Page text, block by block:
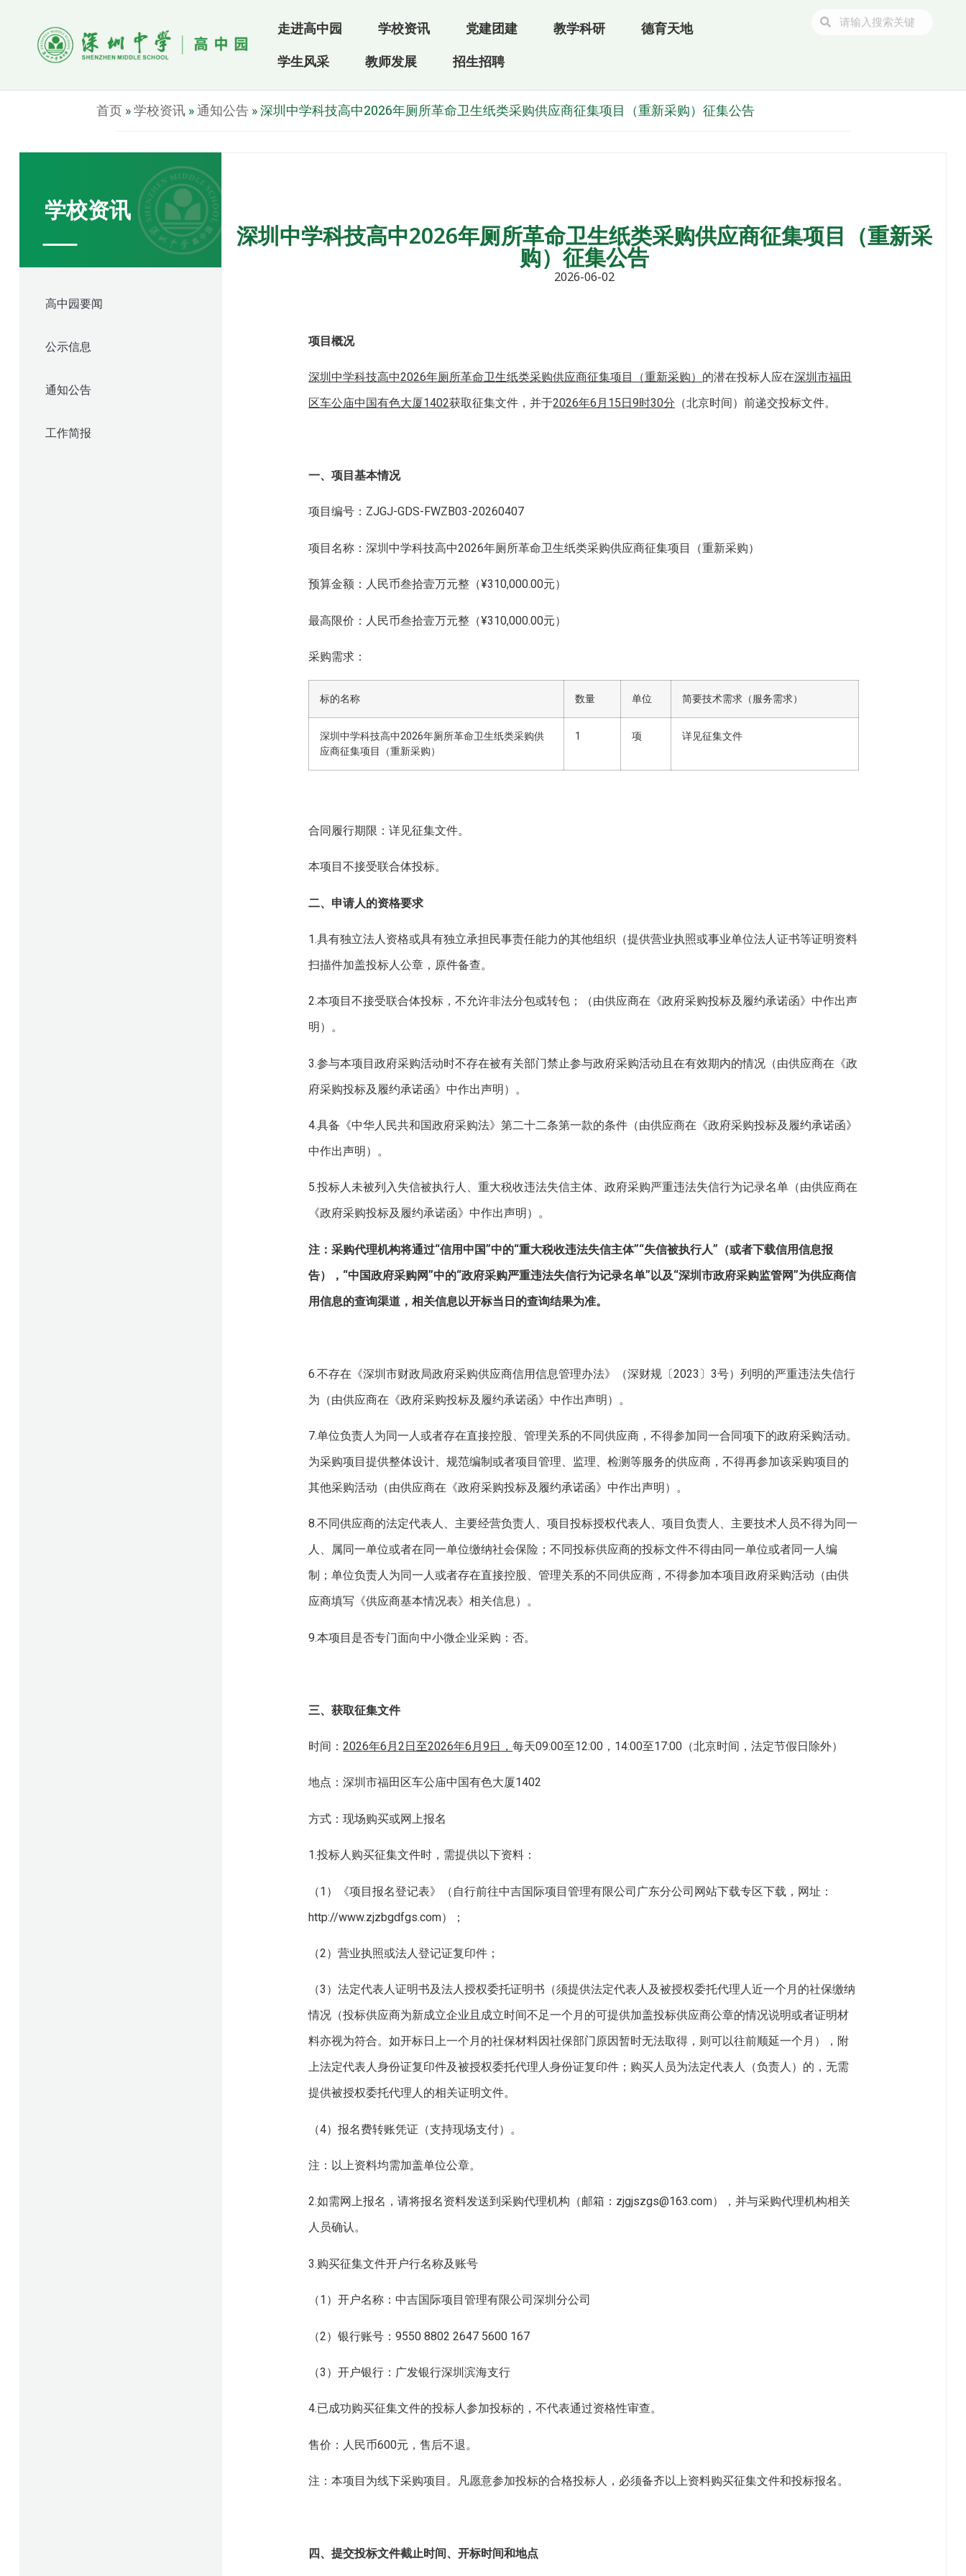
走进高中园 学校资讯 党建团建 教学科研 德育天地
学生风采 教师发展 招生招聘
首页 »学校资讯 »通知公告 »深圳中学科技高中2026年厕所革命卫生纸类采购供应商征集项目（重新采购）征集公告
学校资讯
高中园要闻
公示信息
通知公告
工作简报
深圳中学科技高中2026年厕所革命卫生纸类采购供应商征集项目（重新采
购）征集公告
2026-06-02
项目概况
深圳中学科技高中2026年厕所革命卫生纸类采购供应商征集项目（重新采购） 的潜在投标人应在深圳市福田
区车公庙中国有色大厦1402获取征集文件，并于2026年6月15日9时30分 （北京时间）前递交投标文件。
一、项目基本情况
项目编号：ZJGJ-GDS-FWZB03-20260407
项目名称：深圳中学科技高中2026年厕所革命卫生纸类采购供应商征集项目（重新采购）
预算金额：人民币叁拾壹万元整（¥310,000.00元）
最高限价：人民币叁拾壹万元整（¥310,000.00元）
采购需求：
标的名称 数量 单位 简要技术需求（服务需求）
深圳中学科技高中2026年厕所革命卫生纸类采购供
应商征集项目（重新采购）
1 项 详见征集文件
合同履行期限：详见征集文件。
本项目不接受联合体投标。
二、申请人的资格要求
1.具有独立法人资格或具有独立承担民事责任能力的其他组织（提供营业执照或事业单位法人证书等证明资料
扫描件加盖投标人公章，原件备查。
2.本项目不接受联合体投标，不允许非法分包或转包；（由供应商在《政府采购投标及履约承诺函》中作出声
明）。
3.参与本项目政府采购活动时不存在被有关部门禁止参与政府采购活动且在有效期内的情况（由供应商在《政
府采购投标及履约承诺函》中作出声明）。
4.具备《中华人民共和国政府采购法》第二十二条第一款的条件（由供应商在《政府采购投标及履约承诺函》
中作出声明）。
5.投标人未被列入失信被执行人、重大税收违法失信主体、政府采购严重违法失信行为记录名单（由供应商在
《政府采购投标及履约承诺函》中作出声明）。
注：采购代理机构将通过“信用中国”中的“重大税收违法失信主体”“失信被执行人”（或者下载信用信息报
告），“中国政府采购网”中的“政府采购严重违法失信行为记录名单”以及“深圳市政府采购监管网”为供应商信
用信息的查询渠道，相关信息以开标当日的查询结果为准。
6.不存在《深圳市财政局政府采购供应商信用信息管理办法》（深财规〔2023〕3号）列明的严重违法失信行
为（由供应商在《政府采购投标及履约承诺函》中作出声明）。
7.单位负责人为同一人或者存在直接控股、管理关系的不同供应商，不得参加同一合同项下的政府采购活动。
为采购项目提供整体设计、规范编制或者项目管理、监理、检测等服务的供应商，不得再参加该采购项目的
其他采购活动（由供应商在《政府采购投标及履约承诺函》中作出声明）。
8.不同供应商的法定代表人、主要经营负责人、项目投标授权代表人、项目负责人、主要技术人员不得为同一
人、属同一单位或者在同一单位缴纳社会保险；不同投标供应商的投标文件不得由同一单位或者同一人编
制；单位负责人为同一人或者存在直接控股、管理关系的不同供应商，不得参加本项目政府采购活动（由供
应商填写《供应商基本情况表》相关信息）。
9.本项目是否专门面向中小微企业采购：否。
三、获取征集文件
时间：2026年6月2日至2026年6月9日 ，每天09:00至12:00，14:00至17:00（北京时间，法定节假日除外）
地点：深圳市福田区车公庙中国有色大厦1402
方式：现场购买或网上报名
1.投标人购买征集文件时，需提供以下资料：
（1）《项目报名登记表》（自行前往中吉国际项目管理有限公司广东分公司网站下载专区下载，网址：
http://www.zjzbgdfgs.com）；
（2）营业执照或法人登记证复印件；
（3）法定代表人证明书及法人授权委托证明书（须提供法定代表人及被授权委托代理人近一个月的社保缴纳
情况（投标供应商为新成立企业且成立时间不足一个月的可提供加盖投标供应商公章的情况说明或者证明材
料亦视为符合。如开标日上一个月的社保材料因社保部门原因暂时无法取得，则可以往前顺延一个月），附
上法定代表人身份证复印件及被授权委托代理人身份证复印件；购买人员为法定代表人（负责人）的，无需
提供被授权委托代理人的相关证明文件。
（4）报名费转账凭证（支持现场支付）。
注：以上资料均需加盖单位公章。
2.如需网上报名，请将报名资料发送到采购代理机构（邮箱：zjgjszgs@163.com），并与采购代理机构相关
人员确认。
3.购买征集文件开户行名称及账号
（1）开户名称：中吉国际项目管理有限公司深圳分公司
（2）银行账号：9550 8802 2647 5600 167
（3）开户银行：广发银行深圳滨海支行
4.已成功购买征集文件的投标人参加投标的，不代表通过资格性审查。
售价：人民币600元，售后不退。
注：本项目为线下采购项目。凡愿意参加投标的合格投标人，必须备齐以上资料购买征集文件和投标报名。
四、提交投标文件截止时间、开标时间和地点